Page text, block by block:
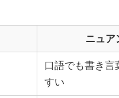
ニュア
口語でも書き言
すい